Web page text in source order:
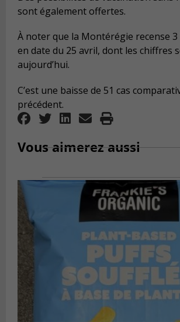
sont également offertes.
À noter que la Montérégie recense 3
en date du 25 avril, dont les chiffres
aujourd’hui.
C’est une baisse de 51 cas
précédent.
Vous aimerez aussi